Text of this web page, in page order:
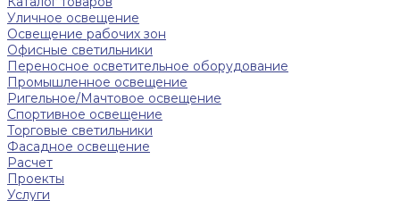
Уличное освещение
Освещение рабочих зон
Офисные светильники
Переносное осветительное оборудование
Промышленное освещение
Ригельное/Мачтовое освещение
Спортивное освещение
Торговые светильники
Фасадное освещение
Расчет
Проекты
Услуги